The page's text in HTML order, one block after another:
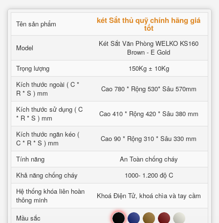
Tên sản phẩm két Sắt thủ quỹ chính hãng giá
tốt
Model
Két Sắt Văn Phòng WELKO KS160
Brown - E Gold
Trọng lượng
150Kg ± 10Kg
Kích thước ngoài ( C *
R * S ) mm
Cao 780 * Rộng 530* Sâu 570mm
Kích thước sử dụng ( C
* R * S ) mm
Cao 410 * Rộng 420 * Sâu 380 mm
Kích thước ngăn kéo (
C * R * S ) mm
Cao 90 * Rộng 310 * Sâu 330 mm
Tính năng
An Toàn chống cháy
Khả năng chống cháy
1000- 1.200 độ C
Hệ thống khóa liên hoàn
thông minh
Khoá Điện Tử, khoá chìa và tay cầm
Mầu sắc Đen Xanh Nâu Đỏ Trắng